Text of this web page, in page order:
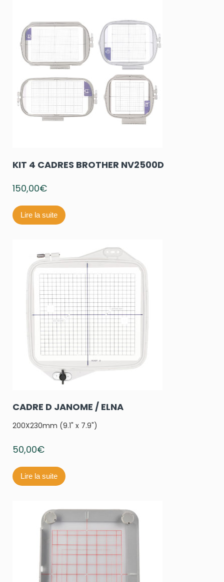
KIT 4 CADRES BROTHER NV2500D
150,00€
Lire la suite
CADRE D JANOME / ELNA
200X230mm (9.1" x 7.9")
50,00€
Lire la suite